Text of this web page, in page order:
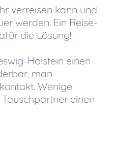
verreisen kann und
werden. Ein Reise-
die Lösung!
Holstein einen
man
Wenige
einen